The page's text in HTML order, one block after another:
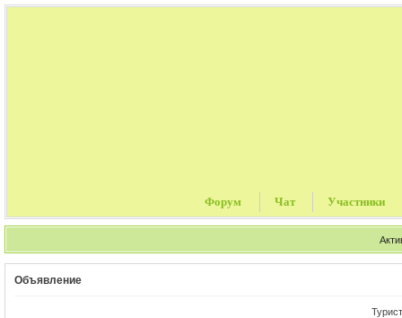
Форум Чат Участники
Объявление